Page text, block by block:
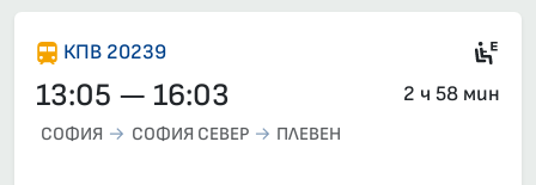
КПВ 20239
13:05 — 16:03 2 ч 58 мин
СОФИЯ СОФИЯ СЕВЕР ПЛЕВЕН